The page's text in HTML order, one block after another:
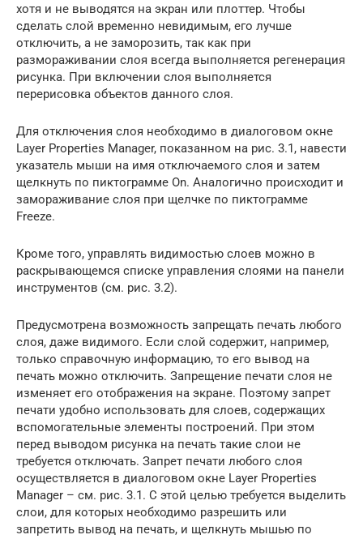
хотя и не выводятся на экран или плоттер. Чтобы
сделать слой временно невидимым, его лучше
отключить, а не заморозить, так как при
размораживании слоя всегда выполняется регенерация
рисунка. При включении слоя выполняется
перерисовка объектов данного слоя.
Для отключения слоя необходимо в диалоговом окне
Layer Properties Manager, показанном на рис. 3.1, навести
указатель мыши на имя отключаемого слоя и затем
щелкнуть по пиктограмме On. Аналогично происходит и
замораживание слоя при щелчке по пиктограмме
Freeze.
Кроме того, управлять видимостью слоев можно в
раскрывающемся списке управления слоями на панели
инструментов (см. рис. 3.2).
Предусмотрена возможность запрещать печать любого
слоя, даже видимого. Если слой содержит, например,
только справочную информацию, то его вывод на
печать можно отключить. Запрещение печати слоя не
изменяет его отображения на экране. Поэтому запрет
печати удобно использовать для слоев, содержащих
вспомогательные элементы построений. При этом
перед выводом рисунка на печать такие слои не
требуется отключать. Запрет печати любого слоя
осуществляется в диалоговом окне Layer Properties
Manager – см. рис. 3.1. С этой целью требуется выделить
слои, для которых необходимо разрешить или
запретить вывод на печать, и щелкнуть мышью по